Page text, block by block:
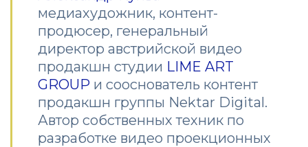
медиахудожник, контент-
продюсер, генеральный
директор австрийской видео
продакшн студии LIME ART
GROUP и сооснователь контент
продакшн группы Nektar Digital.
Автор собственных техник по
разработке видео проекционных